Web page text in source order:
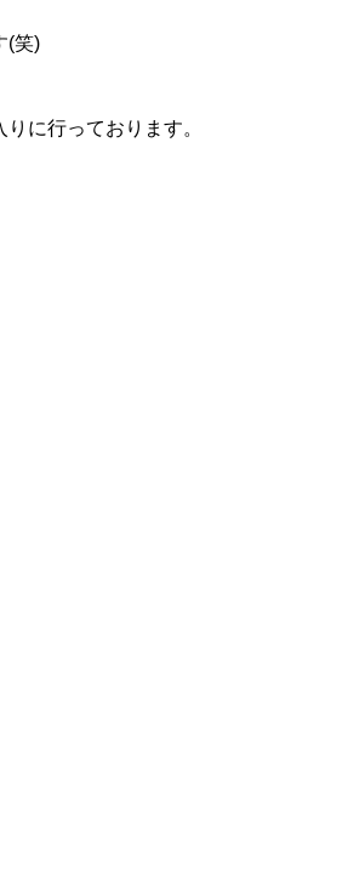
(笑)
に行っております。